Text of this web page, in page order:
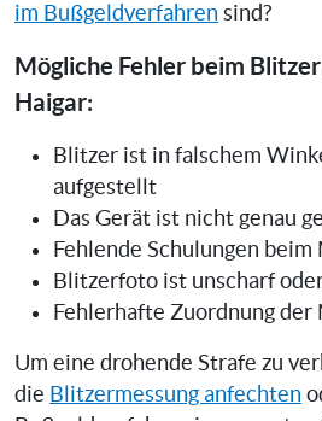
im Bußgeldverfahren sind?
Mögliche Fehler beim
Haigar:
Blitzer ist in falschem
aufgestellt
Das Gerät ist nicht genau
Fehlende Schulungen beim
Blitzerfoto ist unscharf
Fehlerhafte Zuordnung der
Um eine drohende Strafe zu
die Blitzermessung anfechten